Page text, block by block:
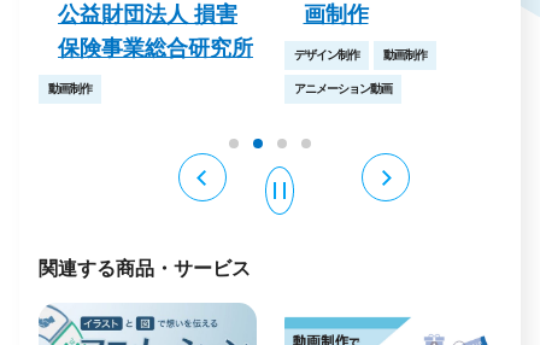
公益財団法人 損害
保険事業総合研究所
画制作
デザイン制作 動画制作
アニメーション動画
画
関連する商品・サービス